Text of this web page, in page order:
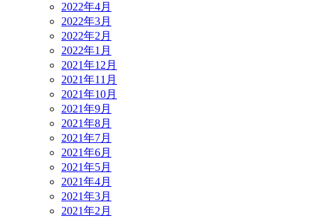
2022年4月
2022年3月
2022年2月
2022年1月
2021年12月
2021年11月
2021年10月
2021年9月
2021年8月
2021年7月
2021年6月
2021年5月
2021年4月
2021年3月
2021年2月